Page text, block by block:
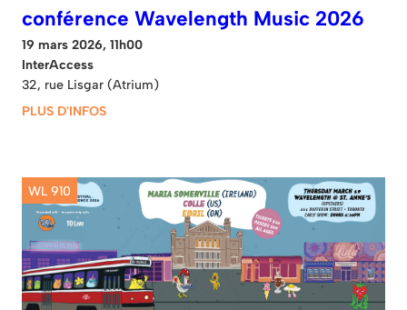
conférence Wavelength Music 2026
19 mars 2026, 11h00
InterAccess
32, rue Lisgar (Atrium)
PLUS D'INFOS
WL 910